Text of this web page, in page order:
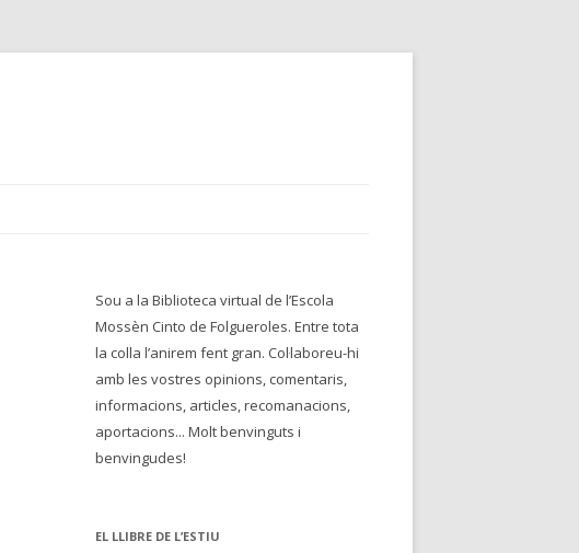
Sou a la Biblioteca virtual de l’Escola
Mossèn Cinto de Folgueroles. Entre tota
la colla l’anirem fent gran. Col·laboreu-hi
amb les vostres opinions, comentaris,
informacions, articles, recomanacions,
aportacions... Molt benvinguts i
benvingudes!
EL LLIBRE DE L’ESTIU